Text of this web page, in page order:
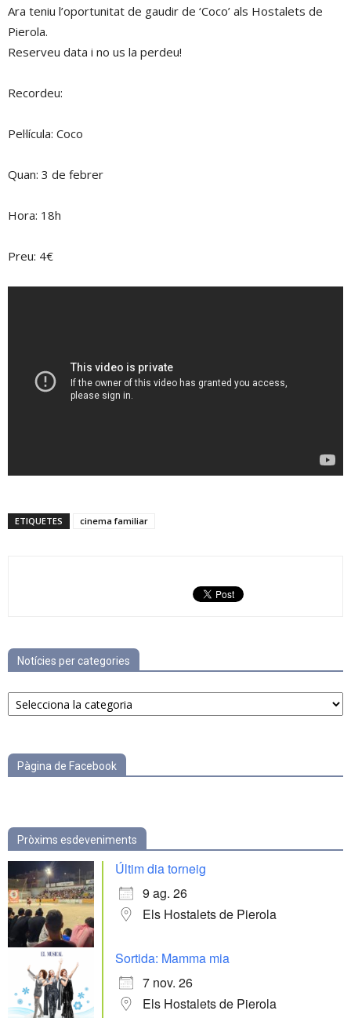
Ara teniu l’oportunitat de gaudir de ‘Coco’ als Hostalets de
Pierola.
Reserveu data i no us la perdeu!
Recordeu:
Pel·lícula: Coco
Quan: 3 de febrer
Hora: 18h
Preu: 4€
ETIQUETES cinema familiar
Notícies per categories
Notícies
per
Pàgina de Facebook
Pròxims esdeveniments
Últim dia torneig
9 ag. 26
Els Hostalets de Pierola
Sortida: Mamma mia
7 nov. 26
Els Hostalets de Pierola